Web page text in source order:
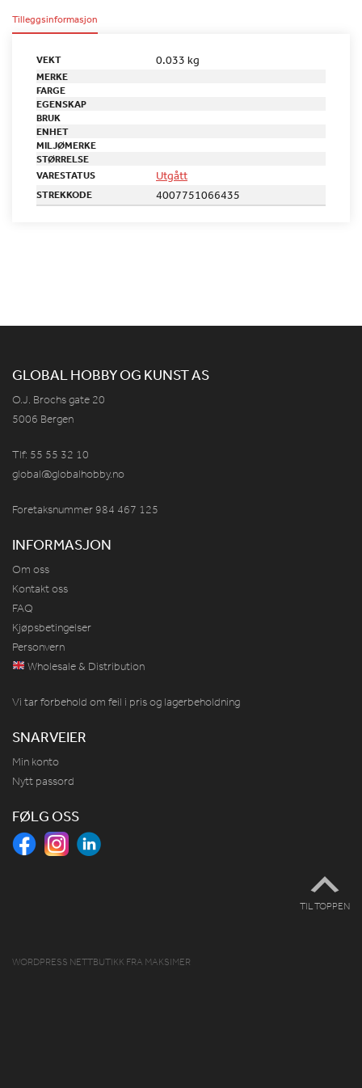
Tilleggsinformasjon
VEKT 0.033 kg
MERKE
FARGE
EGENSKAP
BRUK
ENHET
MILJØMERKE
STØRRELSE
VARESTATUS
Utgått
STREKKODE 4007751066435
GLOBAL HOBBY OG KUNST AS
O.J. Brochs gate 20
5006 Bergen
Tlf: 55 55 32 10
global@globalhobby.no
Foretaksnummer 984 467 125
INFORMASJON
Om oss
Kontakt oss
FAQ
Kjøpsbetingelser
Personvern
Wholesale & Distribution
Vi tar forbehold om feil i pris og lagerbeholdning
SNARVEIER
Min konto
Nytt passord
FØLG OSS
TIL TOPPEN
WORDPRESS NETTBUTIKK FRA MAKSIMER